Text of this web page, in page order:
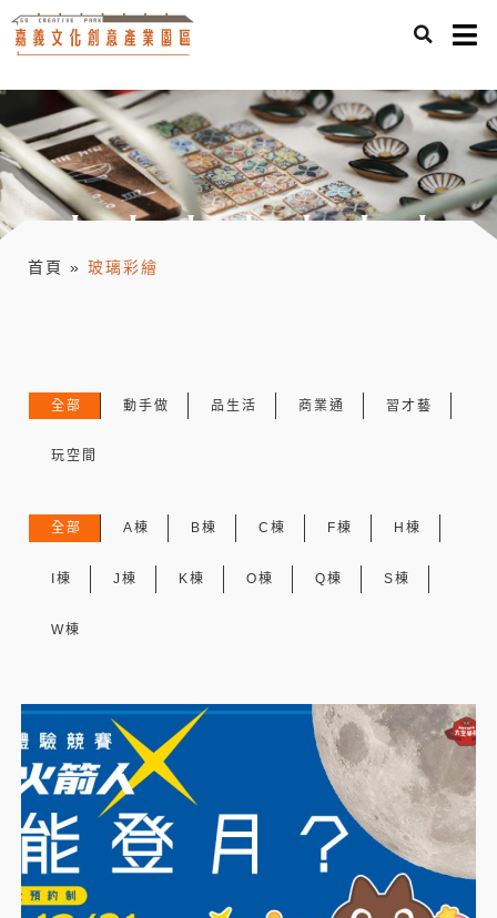
首頁 » 玻璃彩繪
全部 動手做 品生活 商業通 習才藝
玩空間
全部 A棟 B棟 C棟 F棟 H棟
I棟 J棟 K棟 O棟 Q棟 S棟
W棟